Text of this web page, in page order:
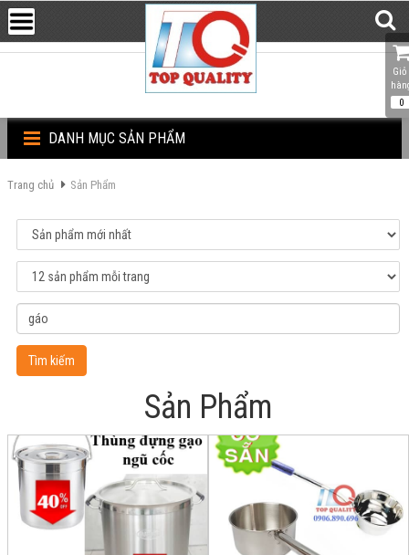
DANH MỤC SẢN PHẨM
Trang chủ Sản Phẩm
Tìm kiếm
Sản Phẩm
Giỏ
0